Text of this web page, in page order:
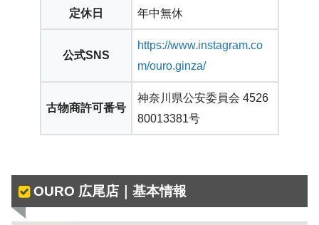
定休日 年中無休
公式SNS
https://www.instagram.co
m/ouro.ginza/
古物商許可番号
神奈川県公安委員会 4526
80013381号
OURO 広尾店｜基本情報